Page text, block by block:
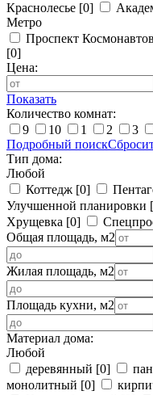
Краснолесье [0]
Метро
Проспект Космонавтов
[0]
Цена:
Показать
Количество комнат:
9
10 1 2 3
Подробный поиск
Тип дома:
Любой
Коттедж [0]
Улучшенной планировки
Хрущевка [0]
Общая площадь, м2
Жилая площадь, м2
Площадь кухни, м2
Материал дома:
Любой
деревянный [0]
монолитный [0]